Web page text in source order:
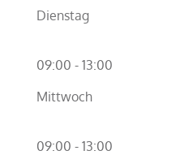
Dienstag
09:00 - 13:00
Mittwoch
09:00 - 13:00